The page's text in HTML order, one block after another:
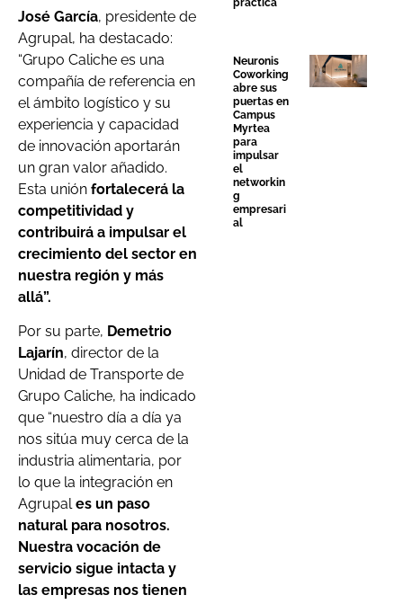
José García, presidente de
Agrupal, ha destacado:
“Grupo Caliche es una
compañía de referencia en
el ámbito logístico y su
experiencia y capacidad
de innovación aportarán
un gran valor añadido.
Esta unión fortalecerá la
competitividad y
contribuirá a impulsar el
crecimiento del sector en
nuestra región y más
allá”.
Por su parte, Demetrio
Lajarín, director de la
Unidad de Transporte de
Grupo Caliche, ha indicado
que “nuestro día a día ya
nos sitúa muy cerca de la
industria alimentaria, por
lo que la integración en
Agrupales un paso
natural para nosotros.
Nuestra vocación de
servicio sigue intacta y
las empresas nos tienen
práctica
Neuronis
Coworking
abre sus
puertas en
Campus
Myrtea
para
impulsar
el
networkin
g
empresari
al